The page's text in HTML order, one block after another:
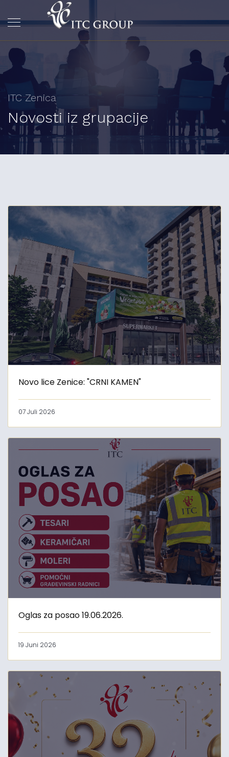
ITC Zenica
Novosti iz grupacije
Novo lice Zenice: "CRNI KAMEN"
07 Juli 2026
Oglas za posao 19.06.2026.
19 Juni 2026